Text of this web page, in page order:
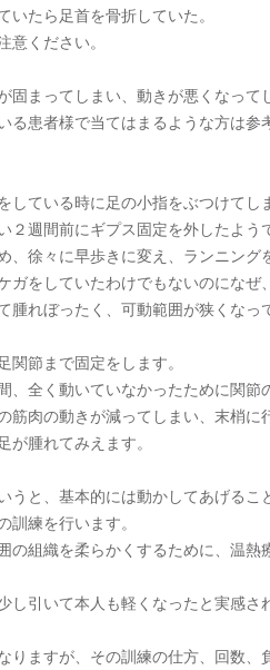
たら足首を骨折していた。
意ください。
固まってしまい、動きが悪くなっ
る患者様で当てはまるような方は参
している時に足の小指をぶつけてし
２週間前にギプス固定を外したよう
、徐々に早歩きに変え、ランニング
ガをしていたわけでもないのになぜ
れぼったく、可動範囲が狭くなっ
関節まで固定をします。
、全く動いていなかったために関節
筋肉の動きが減ってしまい、末梢に
が腫れてみえます。
うと、基本的には動かしてあげるこ
訓練を行います。
の組織を柔らかくするために、温熱
し引いて本人も軽くなったと実感さ
りますが、その訓練の仕方、回数、